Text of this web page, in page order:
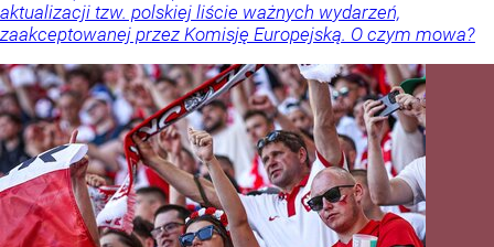
aktualizacji tzw. polskiej liście ważnych wydarzeń,
zaakceptowanej przez Komisję Europejską. O czym mowa?